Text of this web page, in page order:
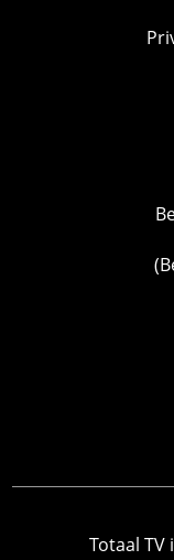
Totaal TV